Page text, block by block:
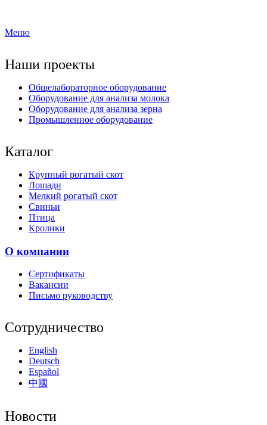
Меню
Наши проекты
Общелабораторное оборудование
Оборудование для анализа молока
Оборудование для анализа зерна
Промышленное оборудование
Каталог
Крупный рогатый скот
Лошади
Мелкий рогатый скот
Свиньи
Птица
Кролики
О компании
Сертификаты
Вакансии
Письмо руководству
Сотрудничество
English
Deutsch
Español
中國
Новости